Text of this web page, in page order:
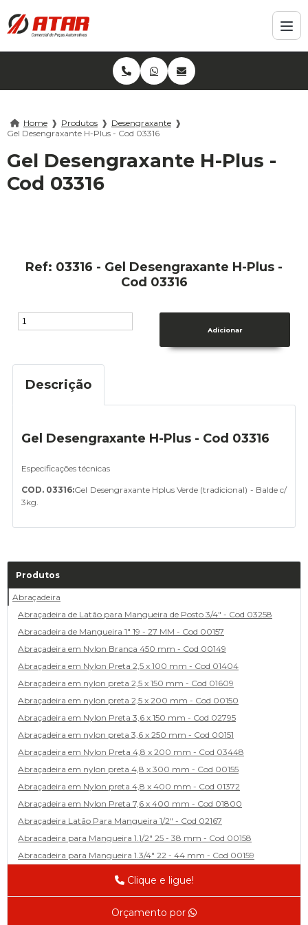
Home ❱ Produtos ❱ Desengraxante ❱
Gel Desengraxante H-Plus - Cod 03316
Gel Desengraxante H-Plus -
Cod 03316
Ref: 03316 - Gel Desengraxante H-Plus -
Cod 03316
Descrição
Gel Desengraxante H-Plus - Cod 03316
Especificações técnicas
COD. 03316:Gel Desengraxante Hplus Verde (tradicional) - Balde c/
3kg.
Produtos
Abraçadeira
Abraçadeira de Latão para Mangueira de Posto 3/4" - Cod 03258
Abracadeira de Mangueira 1" 19 - 27 MM - Cod 00157
Abraçadeira em Nylon Branca 450 mm - Cod 00149
Abraçadeira em Nylon Preta 2,5 x 100 mm - Cod 01404
Abraçadeira em nylon preta 2,5 x 150 mm - Cod 01609
Abraçadeira em nylon preta 2,5 x 200 mm - Cod 00150
Abraçadeira em Nylon Preta 3,6 x 150 mm - Cod 02795
Abraçadeira em nylon preta 3,6 x 250 mm - Cod 00151
Abraçadeira em Nylon Preta 4,8 x 200 mm - Cod 03448
Abraçadeira em nylon preta 4,8 x 300 mm - Cod 00155
Abraçadeira em Nylon preta 4,8 x 400 mm - Cod 01372
Abraçadeira em Nylon Preta 7,6 x 400 mm - Cod 01800
Abraçadeira Latão Para Mangueira 1/2" - Cod 02167
Abracadeira para Mangueira 1.1/2" 25 - 38 mm - Cod 00158
Abracadeira para Mangueira 1.3/4" 22 - 44 mm - Cod 00159
Abracadeira para Mangueira 1/2' 14 - 22 - Cod 02585
Abracadeira para Mangueira 2" 44 - 57 - Cod 02471
Clique e ligue!
Orçamento por